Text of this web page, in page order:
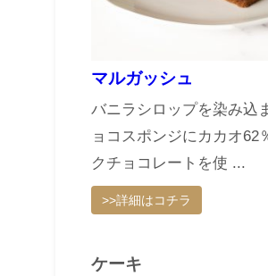
マルガッシュ
バニラシロップを染み込
ョコスポンジにカカオ62
クチョコレートを使 ...
>>詳細はコチラ
ケーキ